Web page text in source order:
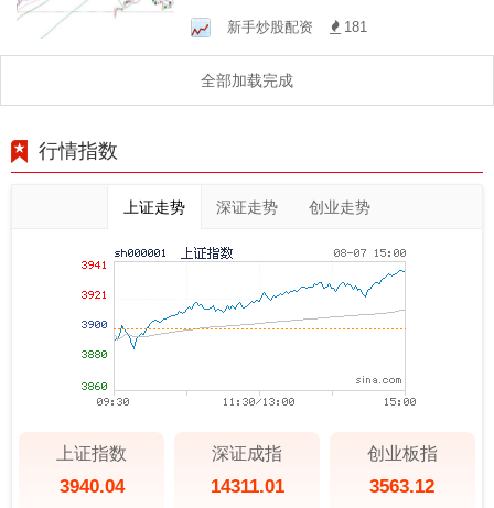
晓！新手炒股配资 181
全部加载完成
行情指数
上证走势 深证走势 创业走势
上证指数
3940.04
深证成指
14311.01
创业板指
3563.12